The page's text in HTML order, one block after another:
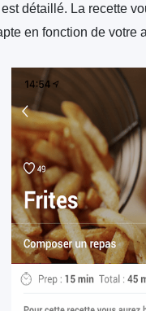
détaillé. La recette
en fonction de votre